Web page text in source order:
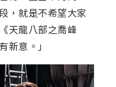
，就是不希望大家
天龍八部之喬峰
新意。」